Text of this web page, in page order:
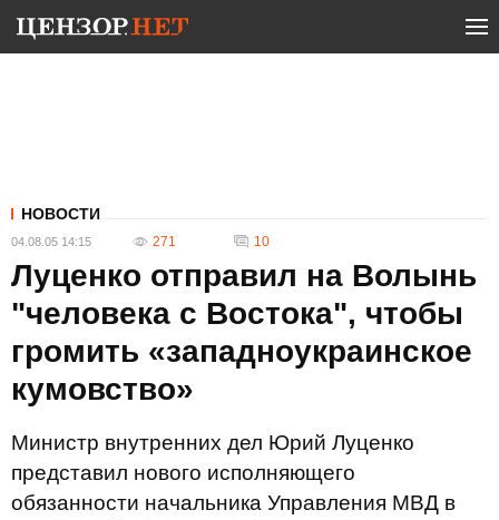
НОВОСТИ
04.08.05 14:15 271 10
Луценко отправил на Волынь
"человека с Востока", чтобы
громить «западноукраинское
кумовство»
Министр внутренних дел Юрий Луценко
представил нового исполняющего
обязанности начальника Управления МВД в